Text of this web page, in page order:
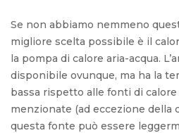
Se non abbiamo nemmeno
migliore scelta possibile è il
la pompa di calore aria-acqua.
disponibile ovunque, ma ha la
bassa rispetto alle fonti di
menzionate (ad eccezione della
questa fonte può essere